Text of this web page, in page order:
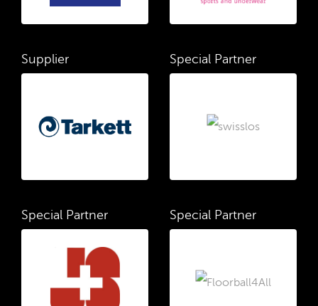
Supplier Special Partner
Special Partner Special Partner